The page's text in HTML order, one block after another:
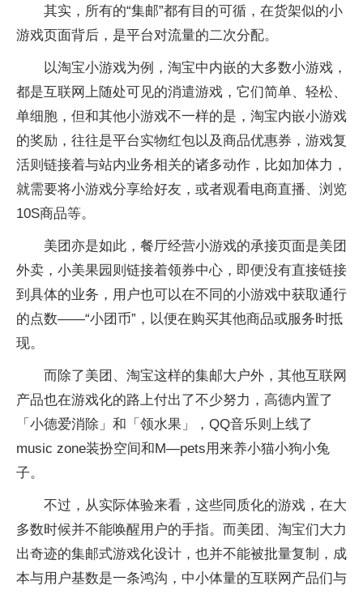
其实，所有的“集邮”都有目的可循，在货架似的小
游戏页面背后，是平台对流量的二次分配。
以淘宝小游戏为例，淘宝中内嵌的大多数小游戏，
都是互联网上随处可见的消遣游戏，它们简单、轻松、
单细胞，但和其他小游戏不一样的是，淘宝内嵌小游戏
的奖励，往往是平台实物红包以及商品优惠券，游戏复
活则链接着与站内业务相关的诸多动作，比如加体力，
就需要将小游戏分享给好友，或者观看电商直播、浏览
10S商品等。
美团亦是如此，餐厅经营小游戏的承接页面是美团
外卖，小美果园则链接着领券中心，即便没有直接链接
到具体的业务，用户也可以在不同的小游戏中获取通行
的点数——“小团币”，以便在购买其他商品或服务时抵
现。
而除了美团、淘宝这样的集邮大户外，其他互联网
产品也在游戏化的路上付出了不少努力，高德内置了
「小德爱消除」和「领水果」，QQ音乐则上线了
music zone装扮空间和M—pets用来养小猫小狗小兔
子。
不过，从实际体验来看，这些同质化的游戏，在大
多数时候并不能唤醒用户的手指。而美团、淘宝们大力
出奇迹的集邮式游戏化设计，也并不能被批量复制，成
本与用户基数是一条鸿沟，中小体量的互联网产品们与